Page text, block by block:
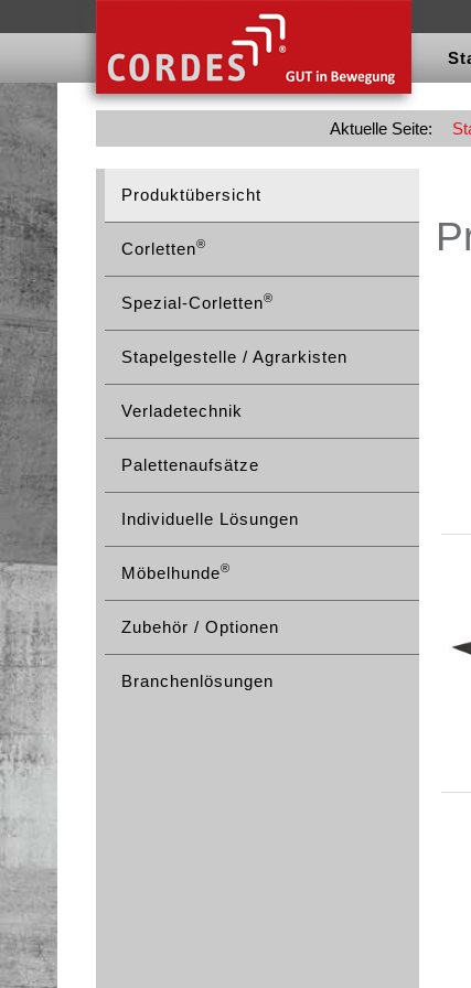
Aktuelle Seite:
Produktübersicht
Corletten®
Spezial-Corletten®
Stapelgestelle / Agrarkisten
Verladetechnik
Palettenaufsätze
Individuelle Lösungen
Möbelhunde®
Zubehör / Optionen
Branchenlösungen